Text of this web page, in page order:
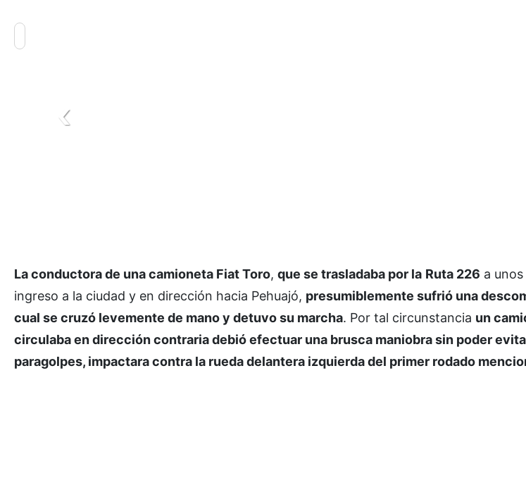
La conductora de una camioneta Fiat Toro, que se trasladaba por la Ruta 226 a
ingreso a la ciudad y en dirección hacia Pehuajó, presumiblemente sufrió una
cual se cruzó levemente de mano y detuvo su marcha. Por tal circunstancia un
circulaba en dirección contraria debió efectuar una brusca maniobra sin poder
paragolpes, impactara contra la rueda delantera izquierda del primer rodado